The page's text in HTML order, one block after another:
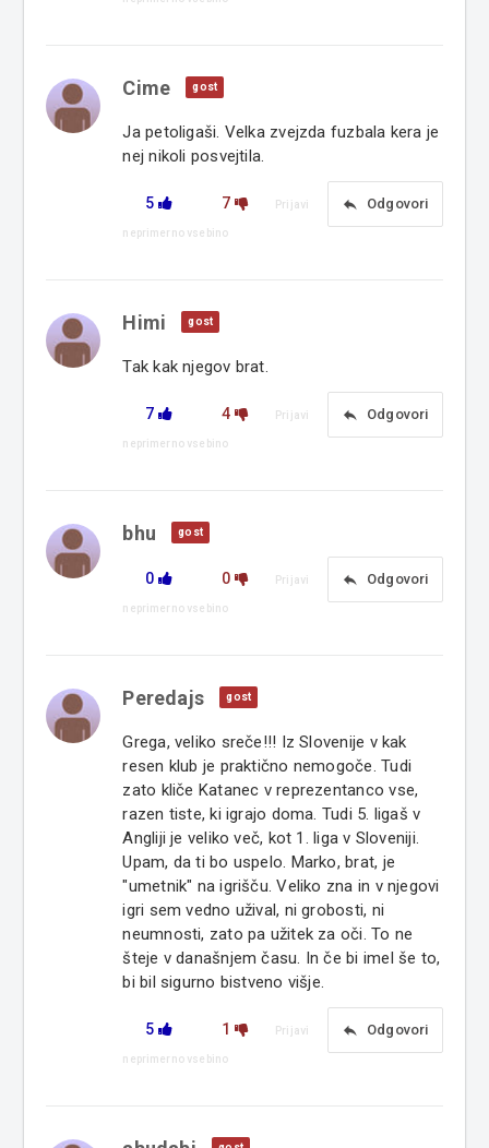
Cime gost
Ja petoligaši. Velka zvejzda fuzbala kera je
nej nikoli posvejtila.
5 7 reply Odgovori
Prijavi
neprimerno vsebino
Himi gost
Tak kak njegov brat.
7 4 reply Odgovori
Prijavi
neprimerno vsebino
bhu gost
0 0 reply Odgovori
Prijavi
neprimerno vsebino
Peredajs gost
Grega, veliko sreče!!! Iz Slovenije v kak
resen klub je praktično nemogoče. Tudi
zato kliče Katanec v reprezentanco vse,
razen tiste, ki igrajo doma. Tudi 5. ligaš v
Angliji je veliko več, kot 1. liga v Sloveniji.
Upam, da ti bo uspelo. Marko, brat, je
"umetnik" na igrišču. Veliko zna in v njegovi
igri sem vedno užival, ni grobosti, ni
neumnosti, zato pa užitek za oči. To ne
šteje v današnjem času. In če bi imel še to,
bi bil sigurno bistveno višje.
5 1 reply Odgovori
Prijavi
neprimerno vsebino